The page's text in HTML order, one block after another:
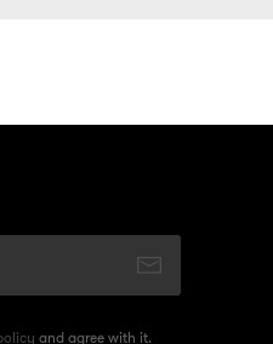
and agree with it.